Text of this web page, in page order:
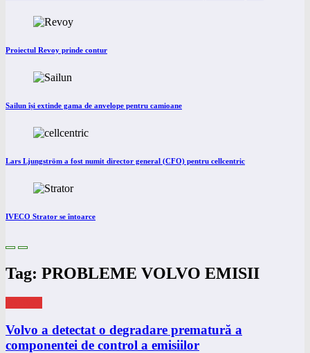
Proiectul Revoy prinde contur
Sailun își extinde gama de anvelope pentru camioane
Lars Ljungström a fost numit director general (CFO) pentru cellcentric
IVECO Strator se întoarce
Tag: PROBLEME VOLVO EMISII
Volvo a detectat o degradare prematură a
componentei de control a emisiilor